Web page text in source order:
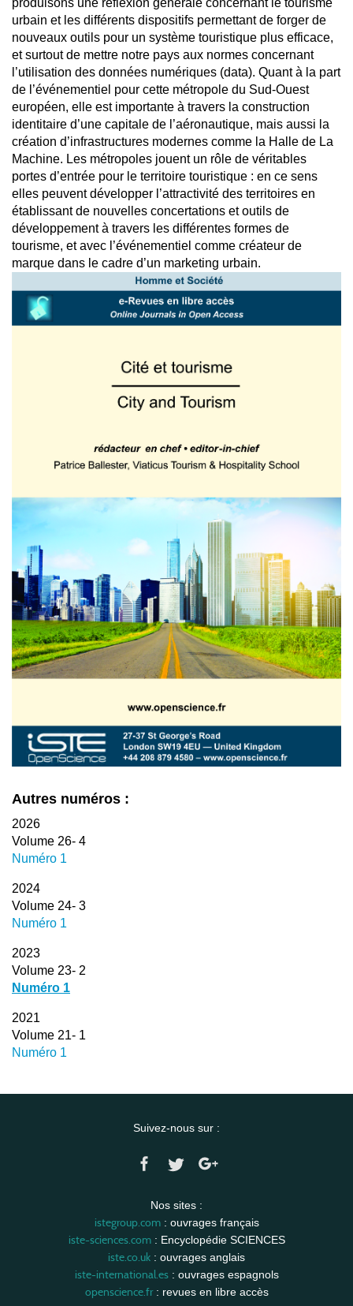
produisons une réflexion générale concernant le tourisme
urbain et les différents dispositifs permettant de forger de
nouveaux outils pour un système touristique plus efficace,
et surtout de mettre notre pays aux normes concernant
l’utilisation des données numériques (data). Quant à la part
de l’événementiel pour cette métropole du Sud-Ouest
européen, elle est importante à travers la construction
identitaire d’une capitale de l’aéronautique, mais aussi la
création d’infrastructures modernes comme la Halle de La
Machine. Les métropoles jouent un rôle de véritables
portes d’entrée pour le territoire touristique : en ce sens
elles peuvent développer l’attractivité des territoires en
établissant de nouvelles concertations et outils de
développement à travers les différentes formes de
tourisme, et avec l’événementiel comme créateur de
marque dans le cadre d’un marketing urbain.
Autres numéros :
2026
Volume 26- 4
Numéro 1
2024
Volume 24- 3
Numéro 1
2023
Volume 23- 2
Numéro 1
2021
Volume 21- 1
Numéro 1
Suivez-nous sur :
Nos sites :
istegroup.com: ouvrages français
iste-sciences.com: Encyclopédie SCIENCES
iste.co.uk : ouvrages anglais
iste-international.es: ouvrages espagnols
openscience.fr: revues en libre accès